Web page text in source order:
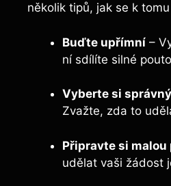
několik tipů, jak se k
Buďte upřímní –
ní sdílíte silné
Vyberte si
Zvažte, zda to
Připravte si malou
udělat vaši žádost